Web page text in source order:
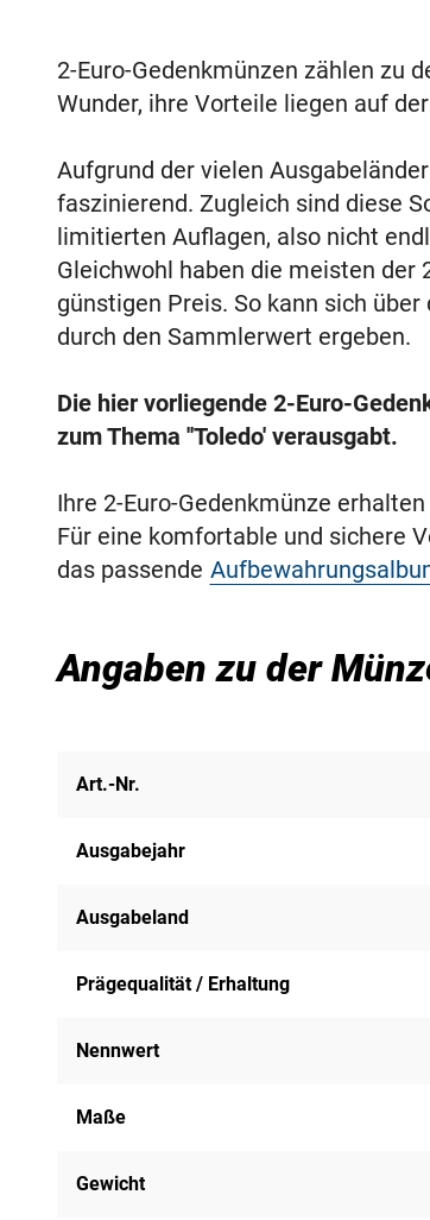
2-Euro-Gedenkmünzen zählen zu
Wunder, ihre Vorteile liegen auf
Aufgrund der vielen
faszinierend. Zugleich sind diese
limitierten Auflagen, also nicht
Gleichwohl haben die meisten der
günstigen Preis. So kann sich
durch den Sammlerwert ergeben.
Die hier vorliegende 2-Euro-
zum Thema ''Toledo' verausgabt.
Ihre 2-Euro-Gedenkmünze
Für eine komfortable und sichere
das passende
Angaben zu der
Art.-Nr.
Ausgabejahr
Ausgabeland
Prägequalität / Erhaltung
Nennwert
Maße
Gewicht